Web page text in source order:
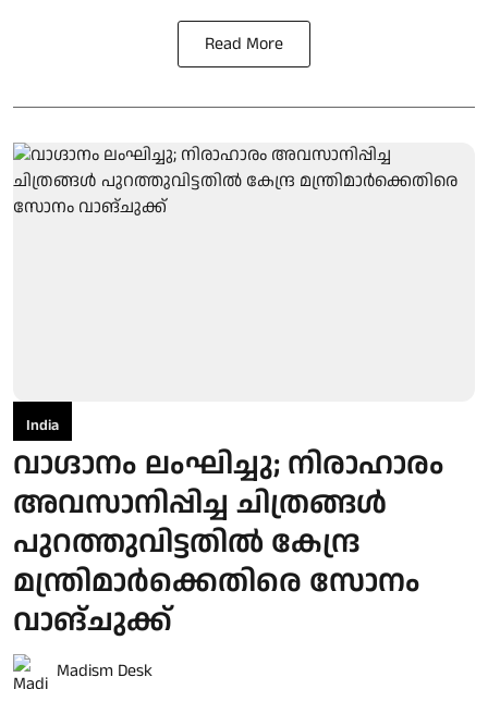
Read More
India
വാഗ്ദാനം ലംഘിച്ചു; നിരാഹാരം
അവസാനിപ്പിച്ച ചിത്രങ്ങൾ
പുറത്തുവിട്ടതിൽ കേന്ദ്ര
മന്ത്രിമാർക്കെതിരെ സോനം
വാങ്ചുക്ക്
Madism Desk